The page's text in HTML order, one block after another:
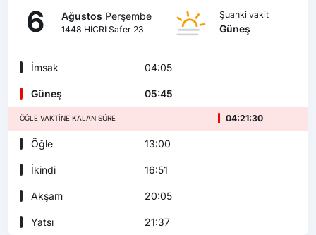
6 Ağustos Perşembe
1448 HİCRİ Safer 23
Şuanki vakit
Güneş
İmsak 04:05
Güneş 05:45
ÖĞLE VAKTINE KALAN SÜRE 04:21:28
Öğle 13:00
İkindi 16:51
Akşam 20:05
Yatsı 21:37